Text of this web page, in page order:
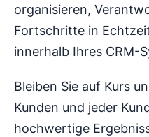
organisieren,
Fortschritte in
innerhalb Ihres CRM-
Bleiben Sie auf Kurs
Kunden und jeder
hochwertige